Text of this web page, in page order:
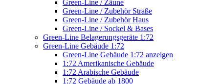
Green-Line / Zäune
Green-Line / Zubehör Straße
Green-Line / Zubehör Haus
Green-Line / Sockel & Bases
Green-Line Belagerungsgeräte 1:72
Green-Line Gebäude 1:72
Green-Line Gebäude 1:72 anzeigen
1:72 Amerikanische Gebäude
1:72 Arabische Gebäude
1:72 Gebäude ab 1800